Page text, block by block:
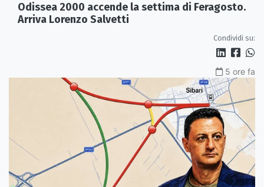
Odissea 2000 accende la settima di Feragosto.
Arriva Lorenzo Salvetti
Condividi su:
5 ore fa